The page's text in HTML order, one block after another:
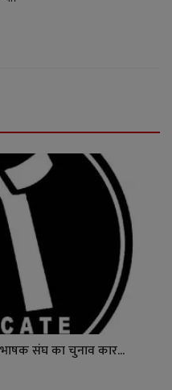
संघ का चुनाव कार...